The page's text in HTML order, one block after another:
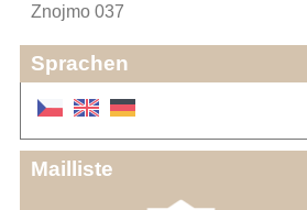
Znojmo 037
Sprachen
Mailliste